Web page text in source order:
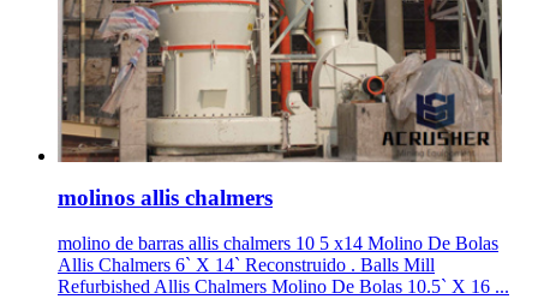
molinos allis chalmers
molino de barras allis chalmers 10 5 x14 Molino De Bolas
Allis Chalmers 6` X 14` Reconstruido . Balls Mill
Refurbished Allis Chalmers Molino De Bolas 10.5` X 16 ...